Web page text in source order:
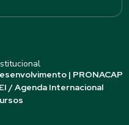
| PRONACAP
/ Agenda Internacional